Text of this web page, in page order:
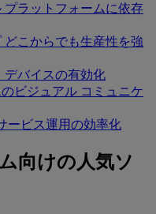
プラットフォームに依存
どこからでも生産性を強
デバイスの有効化
ビジュアル コミュニケ
ービス運用の効率化
向けの人気ソ